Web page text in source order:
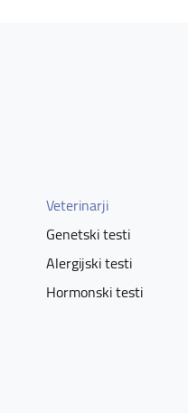
Veterinarji
Genetski testi
Alergijski testi
Hormonski testi